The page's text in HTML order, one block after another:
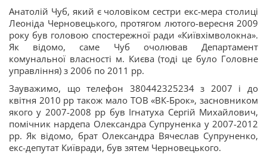
Анатолій Чуб, який є чоловіком сестри екс-мера столиці
Леоніда Черновецького, протягом лютого-вересня 2009
року був головою спостережної ради «Київхімволокна».
Як відомо, саме Чуб очолював Департамент
комунальної власності м. Києва (тоді це було Головне
управління) з 2006 по 2011 рр.
Зауважимо, що телефон 380442325234 з 2007 і до
квітня 2010 рр також мало ТОВ «ВК-Брок», засновником
якого у 2007-2008 рр був Ігнатуха Сергій Михайлович,
помічник нардепа Олександра Супруненка у 2007-2012
рр. Як відомо, брат Олександра Вячеслав Супруненко,
екс-депутат Київради, був зятем Черновецького.